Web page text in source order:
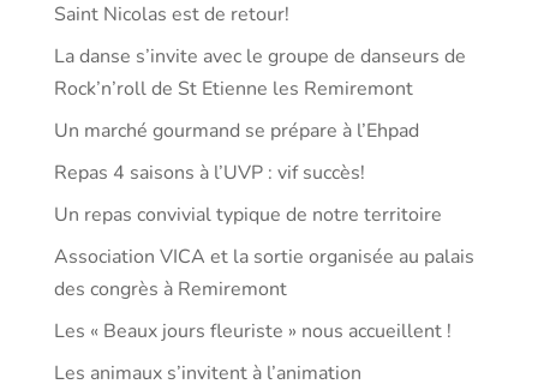
Saint Nicolas est de retour!
La danse s’invite avec le groupe de danseurs de
Rock’n’roll de St Etienne les Remiremont
Un marché gourmand se prépare à l’Ehpad
Repas 4 saisons à l’UVP : vif succès!
Un repas convivial typique de notre territoire
Association VICA et la sortie organisée au palais
des congrès à Remiremont
Les « Beaux jours fleuriste » nous accueillent !
Les animaux s’invitent à l’animation